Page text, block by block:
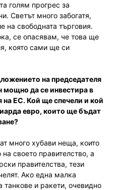
голям прогрес за
Светът много забогатя,
на свободната търговия.
се опасявам, че това ще
която сами ще си
на председателя
мощно да се инвестира в
на ЕС. Кой ще спечели и кой
евро, които ще бъдат
много хубави неща, които
своето правителство, а
правителства, тези
Ако една малка
и ракети, очевидно